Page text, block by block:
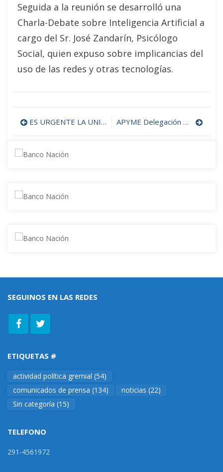
Seguida a la reunión se desarrolló una
Charla-Debate sobre Inteligencia Artificial a
cargo del Sr. José Zandarín, Psicólogo
Social, quien expuso sobre implicancias del
uso de las redes y otras tecnologías.
Navegación
de
ES URGENTE LA UNIDAD PARA EVITAR UN NUEVO GENOCIDIO PRODUCTIVO EN LA ARGENTINA APYME Delegación Bahía Blanca se reunió con autoridades de la Agencia de Innovación, Desarrollo Productivo y Urbanismo
SEGUINOS EN LAS REDES
ETIQUETAS #
actividad política gremial (54)
comunicados de prensa (134) noticias (22)
Sin categoría (15)
TELEFONO
291-4561972